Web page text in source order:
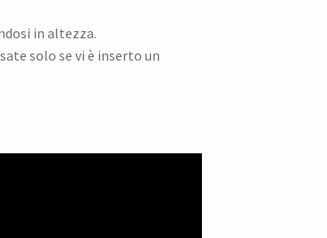
in altezza.
solo se vi è inserto un